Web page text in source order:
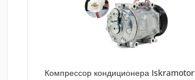
Компрессор кондиционера Iskramotor